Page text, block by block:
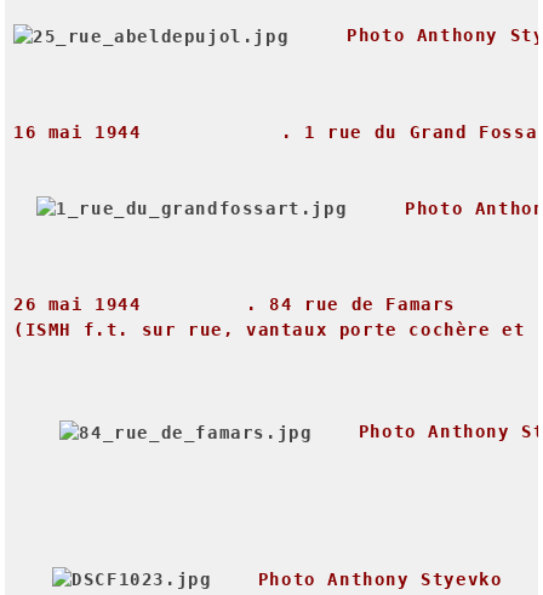
Photo Anthony
16 mai 1944 . 1 rue du Grand
Photo
26 mai 1944 . 84 rue de
Famars
(ISMH
f.t. sur rue, vantaux porte cochère et
Photo Anthony
Photo Anthony Styevko